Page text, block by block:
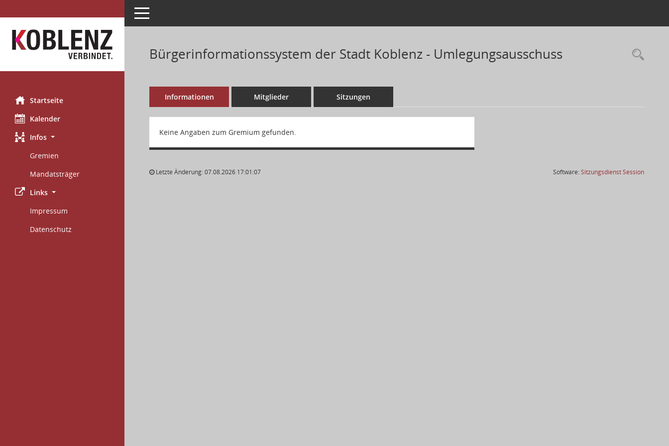
Startseite
Kalender
Infos
Gremien
Mandatsträger
Links
Impressum
Datenschutz
Toggle navigation
Bürgerinformationssystem der Stadt Koblenz - Umlegungsausschuss
Informationen Mitglieder Sitzungen
Keine Angaben zum Gremium gefunden.
Letzte Änderung: 07.08.2026 17:01:07 Software:SitzungsdienstSession(Wird in